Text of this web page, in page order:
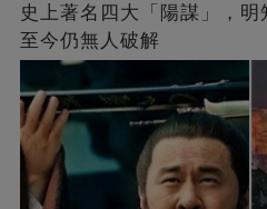
史上著名四大「陽謀」，明
至今仍無人破解